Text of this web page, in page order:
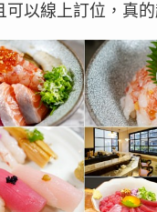
可以線上訂位，真